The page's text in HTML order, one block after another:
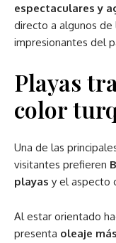
espectaculares y
directo a algunos de
impresionantes del
Playas
color
Una de las
visitantes prefieren
playas y el aspecto
Al estar orientado
presenta oleaje